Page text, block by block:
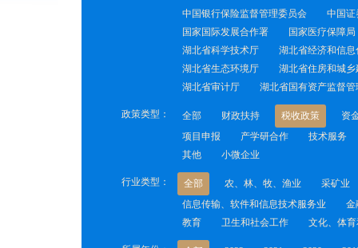
中国银行保险监督管理委员会
中国证
国家国际发展合作署
国家医疗保障局
湖北省科学技术厅
湖北省经济和信息
湖北省生态环境厅
湖北省住房和城乡
湖北省审计厅
湖北省国有资产监督管
政策类型： 全部 财政扶持 税收政策 资
项目申报
产学研合作 技术服务
其他
小微企业
行业类型： 全部 农、林、牧、渔业 采矿业
信息传输、软件和信息技术服务业
金
教育
卫生和社会工作 文化、体